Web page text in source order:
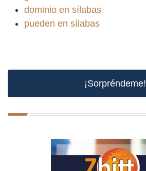
dominio en sílabas
pueden en sílabas
¡Sorpréndeme!